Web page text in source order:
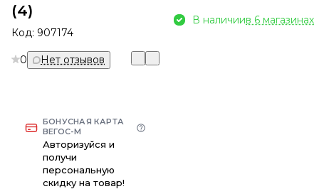
(4)
Код: 907174
0 Нет отзывов
БОНУСНАЯ КАРТА
ВЕГОС-М
Авторизуйся и
получи
персональную
скидку на товар!
В наличиив 6 магазинах